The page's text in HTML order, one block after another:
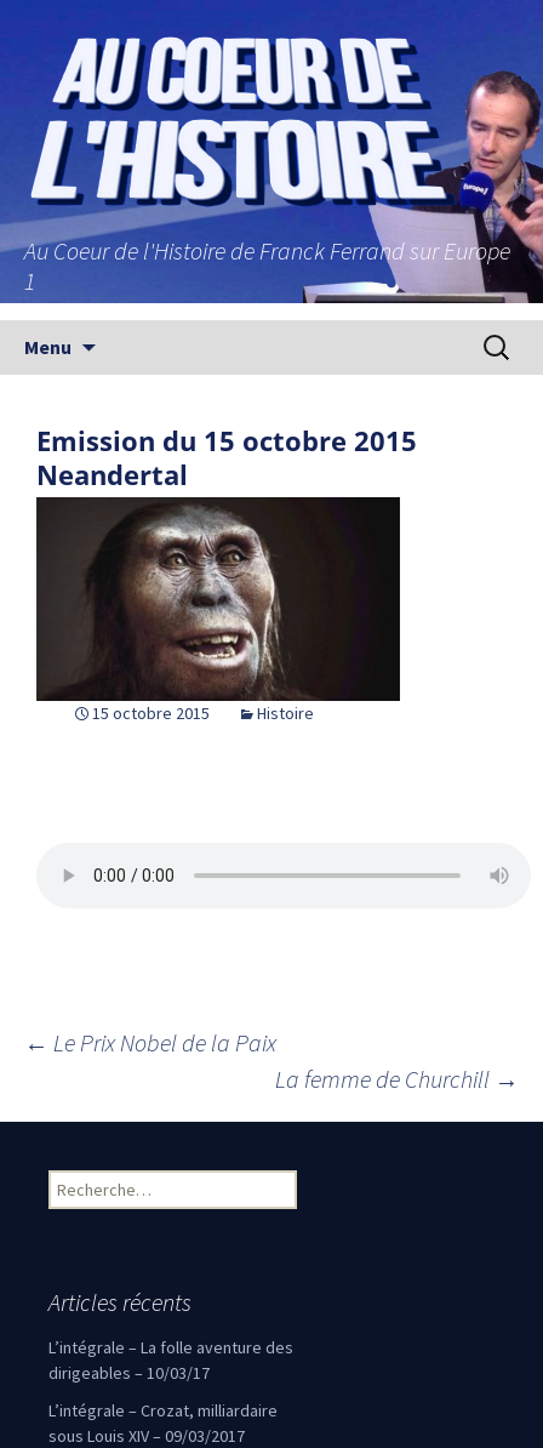
Au Coeur de l'Histoire de Franck Ferrand sur Europe
1
Menu
Emission du 15 octobre 2015
Neandertal
15 octobre 2015 Histoire
Navigation des articles
← Le Prix Nobel de la Paix
La femme de Churchill →
Rechercher :
Articles récents
L’intégrale – La folle aventure des
dirigeables – 10/03/17
L’intégrale – Crozat, milliardaire
sous Louis XIV – 09/03/2017